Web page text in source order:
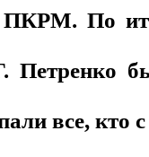
По
все, кто